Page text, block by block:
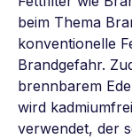
beim Thema
konventionelle
Brandgefahr.
brennbarem
wird
verwendet, der